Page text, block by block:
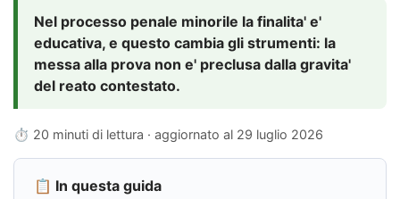
Nel processo penale minorile la finalita' e'
educativa, e questo cambia gli strumenti: la
messa alla prova non e' preclusa dalla gravita'
del reato contestato.
⏱ 20 minuti di lettura · aggiornato al 29 luglio 2026
📋 In questa guida